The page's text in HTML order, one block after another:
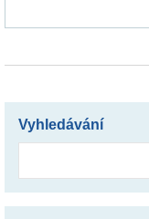
Vyhledávání